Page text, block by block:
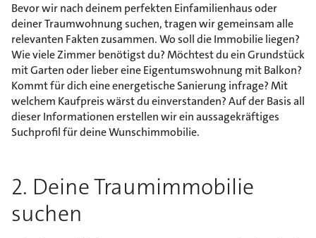
Bevor wir nach deinem perfekten Einfamilienhaus oder
deiner Traumwohnung suchen, tragen wir gemeinsam alle
relevanten Fakten zusammen. Wo soll die Immobilie liegen?
Wie viele Zimmer benötigst du? Möchtest du ein Grundstück
mit Garten oder lieber eine Eigentumswohnung mit Balkon?
Kommt für dich eine energetische Sanierung infrage? Mit
welchem Kaufpreis wärst du einverstanden? Auf der Basis all
dieser Informationen erstellen wir ein aussagekräftiges
Suchprofil für deine Wunschimmobilie.
2. Deine Traumimmobilie
suchen